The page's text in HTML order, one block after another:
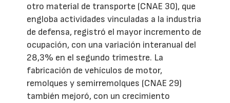
otro material de transporte (CNAE 30), que
engloba actividades vinculadas a la industria
de defensa, registró el mayor incremento de
ocupación, con una variación interanual del
28,3% en el segundo trimestre. La
fabricación de vehículos de motor,
remolques y semirremolques (CNAE 29)
también mejoró, con un crecimiento